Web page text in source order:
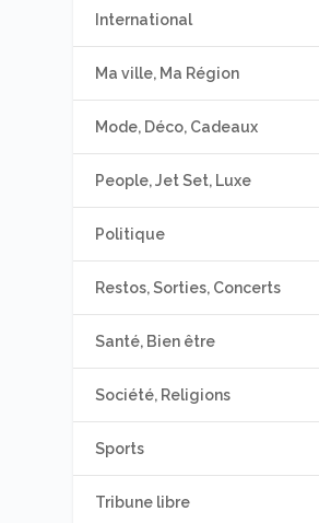
International
Ma ville, Ma Région
Mode, Déco, Cadeaux
People, Jet Set, Luxe
Politique
Restos, Sorties, Concerts
Santé, Bien être
Société, Religions
Sports
Tribune libre